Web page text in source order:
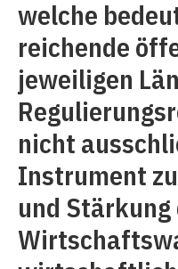
welche
reichende
jeweiligen
nicht
Instrument
und Stärkung